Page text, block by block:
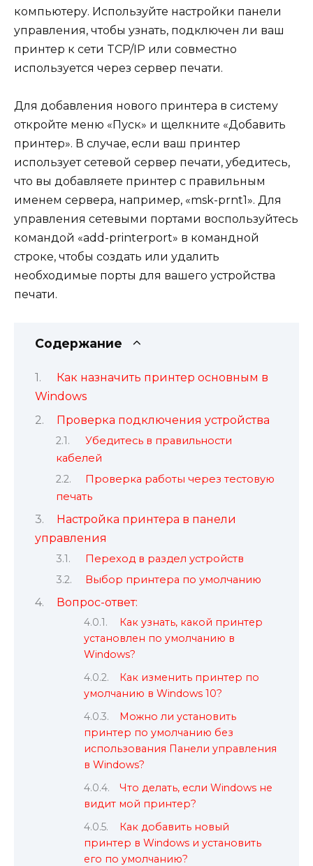
компьютеру. Используйте настройки панели
управления, чтобы узнать, подключен ли ваш
принтер к сети TCP/IP или совместно
используется через сервер печати.
Для добавления нового принтера в систему
откройте меню «Пуск» и щелкните «Добавить
принтер». В случае, если ваш принтер
использует сетевой сервер печати, убедитесь,
что вы добавляете принтер с правильным
именем сервера, например, «msk-prnt1». Для
управления сетевыми портами воспользуйтесь
командой «add-printerport» в командной
строке, чтобы создать или удалить
необходимые порты для вашего устройства
печати.
Содержание
Как назначить принтер основным в
Windows
Проверка подключения устройства
Убедитесь в правильности
кабелей
Проверка работы через тестовую
печать
Настройка принтера в панели
управления
Переход в раздел устройств
Выбор принтера по умолчанию
Вопрос-ответ:
Как узнать, какой принтер
установлен по умолчанию в
Windows?
Как изменить принтер по
умолчанию в Windows 10?
Можно ли установить
принтер по умолчанию без
использования Панели управления
в Windows?
Что делать, если Windows не
видит мой принтер?
Как добавить новый
принтер в Windows и установить
его по умолчанию?